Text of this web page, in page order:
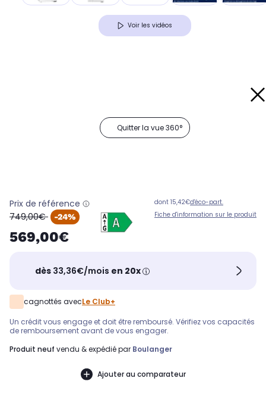
Voir les vidéos
Quitter la vue 360°
Prix de référence
oldPrice
749,00€ -24%
569,00€
dont 15,42€d'éco-part.
Fiche d'information sur le produit
dès 33,36€/mois en 20x
cagnottés avecLe Club+
Un crédit vous engage et doit être remboursé. Vérifiez vos capacités
de remboursement avant de vous engager.
produit neuf vendu & expédié par Boulanger
Ajouter au comparateur